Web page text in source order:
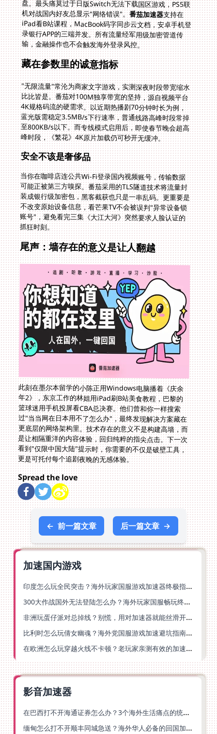
机对战国内好友总显示"网络错误"。番茄加速器支持在
iPad看B站课程，MacBook码字同步云文档，安卓手机登
录银行APP的三端并发。所有流量经军用级加密管道传
输，金融操作也不会触发海外登录风控。
藏在参数里的诚意指标
"无限流量"常沦为商家文字游戏，实测深夜时段带宽缩水
比比皆是。番茄对100M独享带宽的坚持，源自视频平台
4K规格码流的硬需求。以近期热播剧70分钟时长为例，
蓝光版需稳定3.5MB/s下行速率，普通线路高峰时段常掉
至800KB/s以下。而专线模式启用后，即使春节晚会超高
峰时段，《繁花》4K原片加载仍可秒开无缓冲。
安全不该是奢侈品
当你在咖啡店连公共Wi-Fi登录国内视频账号，传输数据
可能正被第三方嗅探。番茄采用的TLS隧道技术将流量封
装成银行级加密包，黑客截获也只是一串乱码。更重要是
不改变原始设备信息，看芒果TV不会被误判"异常设备锁
账号"，避免看完三集《大江大河》突然要求人脸认证的
抓狂时刻。
尾声：墙存在的意义是让人翻越
此刻在墨尔本留学的小陈正用Windows电脑播着《庆余
年2》，东京工作的林姐用iPad刷B站美食教程，巴黎的
篮球迷用手机投屏看CBA总决赛。他们曾和你一样搜索
过"当当网在日本用不了怎么办"，最终发现解决方案藏在
更底层的网络架构里。技术存在的意义不是构建高墙，而
是让相隔重洋的内容体验，回归纯粹的指尖点击。下一次
看到"仅限中国大陆"提示时，你需要的不仅是破壁工具，
更是可托付每个追剧夜晚的无感体验。
Spread the love
← 前一篇文章 后一篇文章 →
加速国内游戏
印度怎么玩全民突击？海外玩家国服游戏加速器终极指南（附原神延迟优化+精灵之境加速器选择）
300大作战国外无法登陆怎么办？海外玩家国服畅玩终极指南（附实测推荐）
非洲玩蛋仔派对总掉线？别慌，用对加速器就能丝滑开跑！
比利时怎么玩倩女幽魂？海外党国服游戏加速避坑指南（附实测推荐）
在欧洲怎么玩穿越火线不卡顿？老玩家亲测有效的加速器选择指南
影音加速器
在巴西打不开海通证券怎么办？3个海外生活痛点的统一解决方案
缅甸怎么打不开顺丰同城急送？海外华人必备的回国加速指南（附B站会员游戏解决方案）